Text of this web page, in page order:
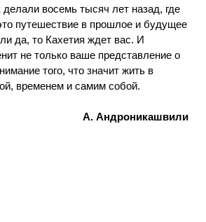
восемь тысяч лет назад, где
путешествие в прошлое и будущее
да, то Кахетия ждет вас. И
не только ваше представление о
того, что значит жить в
временем и самим собой.
А. Андроникашвили